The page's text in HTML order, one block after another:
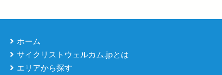
ホーム
サイクリストウェルカム.jpとは
エリアから探す